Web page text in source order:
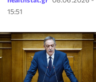
15:51